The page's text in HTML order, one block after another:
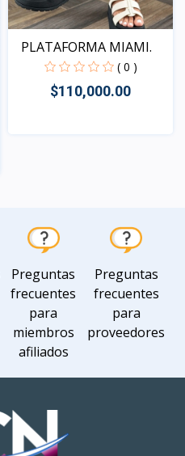
PLATAFORMA MIAMI.
( 0 )
$110,000.00
Preguntas
frecuentes
para
miembros
afiliados
Preguntas
frecuentes
para
proveedores